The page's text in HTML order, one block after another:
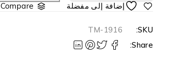
Compare
SKU:
TM-1916
Share: